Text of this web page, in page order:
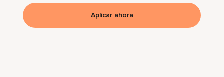
Aplicar ahora